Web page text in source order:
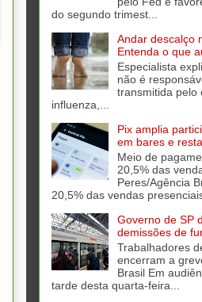
do segundo trimest...
Andar descalço
Entenda o que
Especialista
não é
transmitida pelo
influenza,...
Pix amplia
em bares e
Meio de
20,5% das
Peres/Agência
20,5% das vendas presenciais
Governo de SP
demissões de
Trabalhadores
encerram a
Brasil Em
tarde desta quarta-feira...